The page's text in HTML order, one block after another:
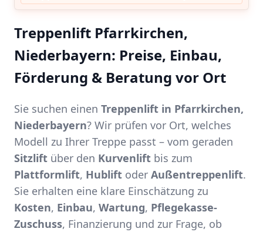
Treppenlift Pfarrkirchen,
Niederbayern: Preise, Einbau,
Förderung & Beratung vor Ort
Sie suchen einen Treppenlift in Pfarrkirchen,
Niederbayern? Wir prüfen vor Ort, welches
Modell zu Ihrer Treppe passt – vom geraden
Sitzlift über den Kurvenlift bis zum
Plattformlift, Hublift oder Außentreppenlift.
Sie erhalten eine klare Einschätzung zu
Kosten, Einbau, Wartung, Pflegekasse-
Zuschuss, Finanzierung und zur Frage, ob